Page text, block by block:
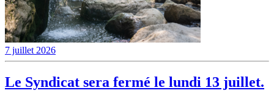
7 juillet 2026
Le Syndicat sera fermé le lundi 13 juillet.